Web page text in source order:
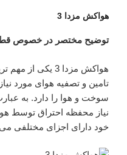
هواکش مزدا 3
توضیح مختصر در خصوص
هواکش مزدا 3
تامین و تصفیه هوای مورد
سوخت و هوا را دارد. به
نیاز محفظه احتراق توسط
خود دارای اجزای مختلفی